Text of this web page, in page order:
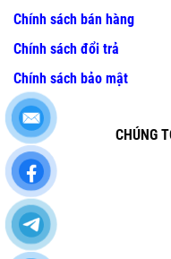
Chính sách bán hàng
Chính sách đổi trả
Chính sách bảo mật
CHÚNG